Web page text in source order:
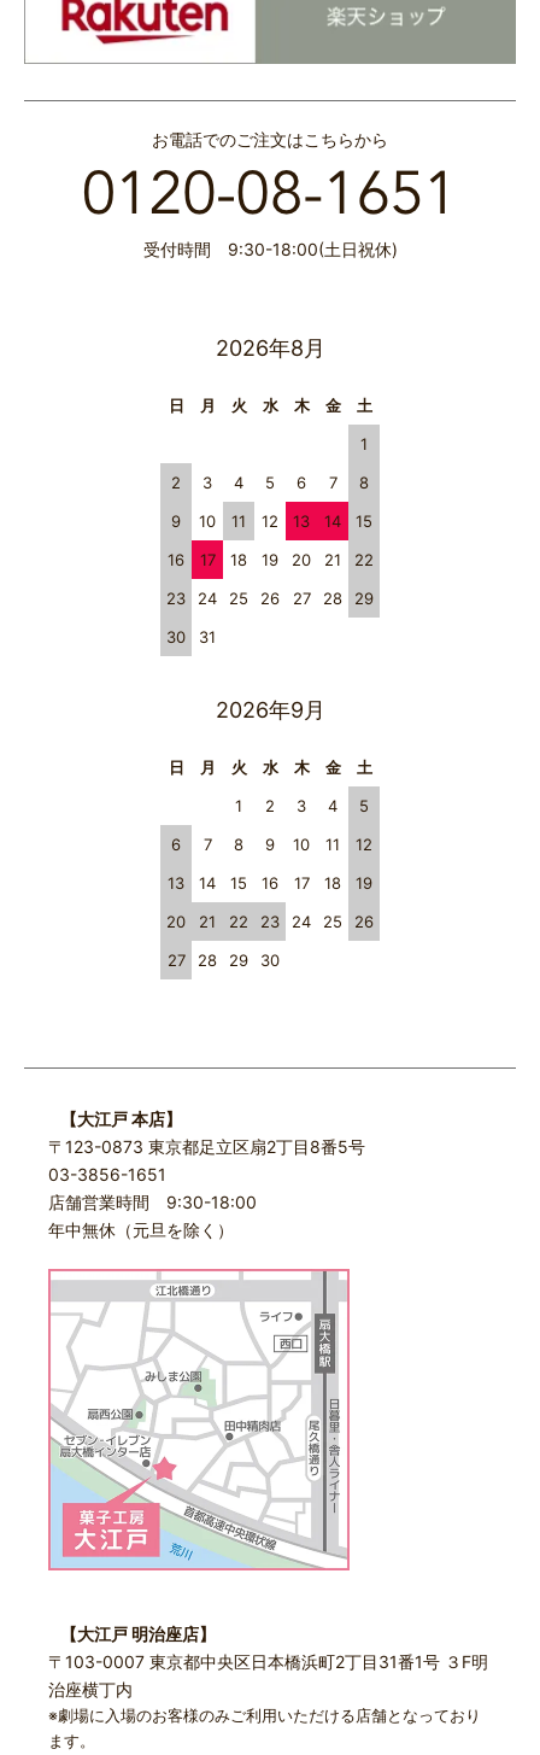
お電話でのご注文はこちらから
受付時間 9:30-18:00(土日祝休)
2026年8月
日 月 火 水 木 金
土
1
2
3 4 5 6 7
8
9
10 11 12 13 14
15
16
17 18 19 20 21
22
23
24 25 26 27 28
29
30
31
2026年9月
日 月 火 水 木 金
土
1
2 3 4
5
6
7 8 9 10 11
12
13
14 15 16 17 18
19
20
21 22 23 24 25
26
27
28 29 30
【大江戸 本店】
〒123-0873 東京都足立区扇2丁目8番5号
03-3856-1651
店舗営業時間 9:30-18:00
年中無休（元旦を除く）
【大江戸 明治座店】
〒103-0007 東京都中央区日本橋浜町2丁目31番1号 ３F明
治座横丁内
※劇場に入場のお客様のみご利用いただける店舗となっており
ます。